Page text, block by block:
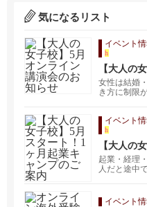
気になるリスト
イベント
h
【大人の
お知らせ
女性は結婚
き方に制限
イベント
h
【大人の
業キャン
起業・経理
人だと途中
イベント